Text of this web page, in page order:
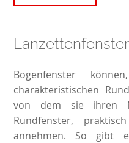
Lanzettenfenster
Bogenfenster
charakteristischen
von dem sie ihren
Rundfenster,
annehmen. So gibt